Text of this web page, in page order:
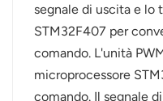
segnale di uscita e lo
STM32F407 per
comando. L'unità
microprocessore
comando. Il segnale